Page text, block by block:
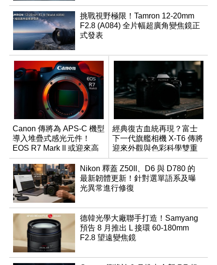
挑戰視野極限！Tamron 12-20mm
F2.8 (A084) 全片幅超廣角變焦鏡正
式發表
Canon 傳將為 APS-C 機型
導入堆疊式感光元件！
EOS R7 Mark II 或迎來高
速讀出升級
經典復古血統再現？富士
下一代旗艦相機 X-T6 傳將
迎來外觀與色彩科學雙重
優化
Nikon 釋蓋 Z50II、D6 與 D780 的
最新韌體更新！針對選單語系及曝
光異常進行修復
德韓光學大廠聯手打造！Samyang
預告 8 月推出 L 接環 60-180mm
F2.8 望遠變焦鏡